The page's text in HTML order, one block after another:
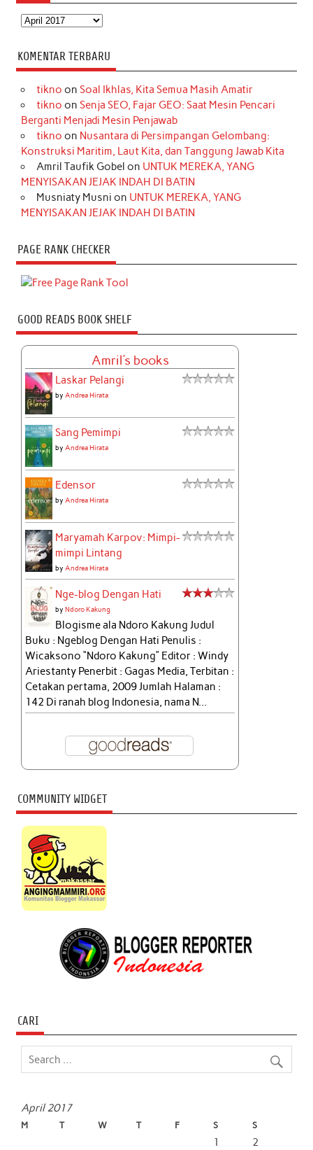
Arsip
KOMENTAR TERBARU
tikno on Soal Ikhlas, Kita Semua Masih Amatir
tikno on Senja SEO, Fajar GEO: Saat Mesin Pencari
Berganti Menjadi Mesin Penjawab
tikno on Nusantara di Persimpangan Gelombang:
Konstruksi Maritim, Laut Kita, dan Tanggung Jawab Kita
Amril Taufik Gobel on UNTUK MEREKA, YANG
MENYISAKAN JEJAK INDAH DI BATIN
Musniaty Musni on UNTUK MEREKA, YANG
MENYISAKAN JEJAK INDAH DI BATIN
PAGE RANK CHECKER
GOOD READS BOOK SHELF
Amril's books
Laskar Pelangi
byAndrea Hirata
Sang Pemimpi
byAndrea Hirata
Edensor
byAndrea Hirata
Maryamah Karpov: Mimpi-
mimpi Lintang
byAndrea Hirata
Nge-blog Dengan Hati
byNdoro Kakung
Blogisme ala Ndoro Kakung Judul
Buku : Ngeblog Dengan Hati Penulis :
Wicaksono “Ndoro Kakung” Editor : Windy
Ariestanty Penerbit : Gagas Media, Terbitan :
Cetakan pertama, 2009 Jumlah Halaman :
142 Di ranah blog Indonesia, nama N...
COMMUNITY WIDGET
CARI
April 2017
M T W T F S S
1
2